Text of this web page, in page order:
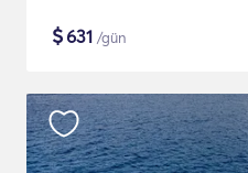
$631 /gün